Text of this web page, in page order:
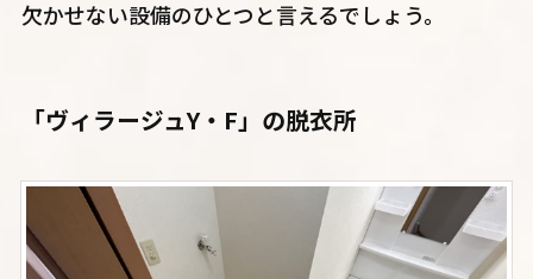
欠かせない設備のひとつと言えるでしょう。
「ヴィラージュY・F」の脱衣所